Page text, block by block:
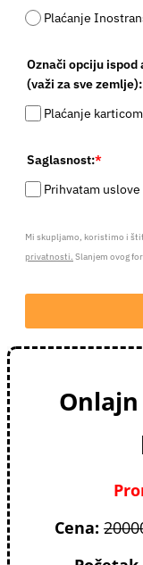
Plaćanje
Označi opciju
(važi za sve zemlje):
Plaćanje karticom
Saglasnost:*
Prihvatam
Mi skupljamo, koristimo i
privatnosti. Slanjem ovog
Cena: